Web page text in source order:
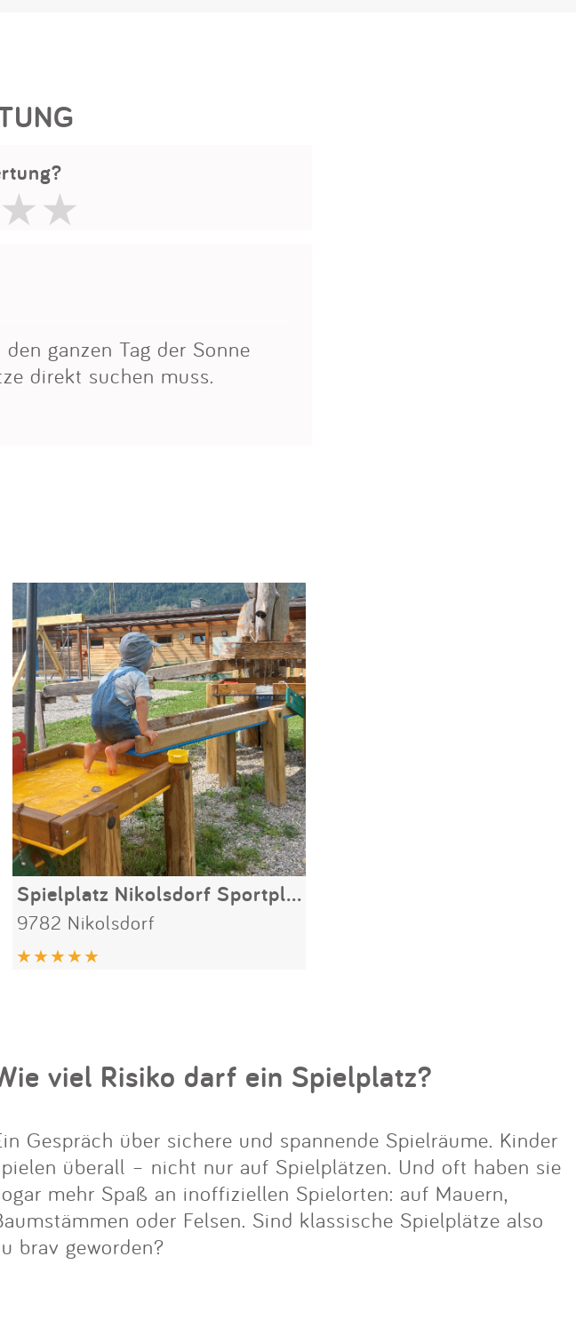
ganzen Tag der Sonne
direkt suchen muss.
Spielplatz Nikolsdorf Sportplatz
9782 Nikolsdorf
viel Risiko darf ein Spielplatz?
Gespräch über sichere und spannende Spielräume. Kinder
überall – nicht nur auf Spielplätzen. Und oft haben sie
mehr Spaß an inoffiziellen Spielorten: auf Mauern,
oder Felsen. Sind klassische Spielplätze also
brav geworden?